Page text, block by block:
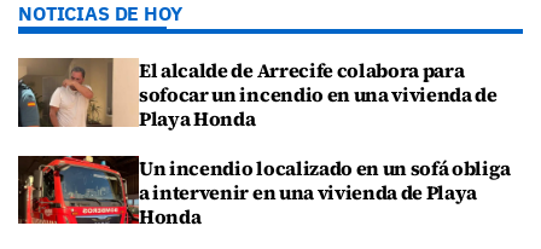
NOTICIAS DE HOY
El alcalde de Arrecife colabora para
sofocar un incendio en una vivienda de
Playa Honda
Un incendio localizado en un sofá obliga
a intervenir en una vivienda de Playa
Honda